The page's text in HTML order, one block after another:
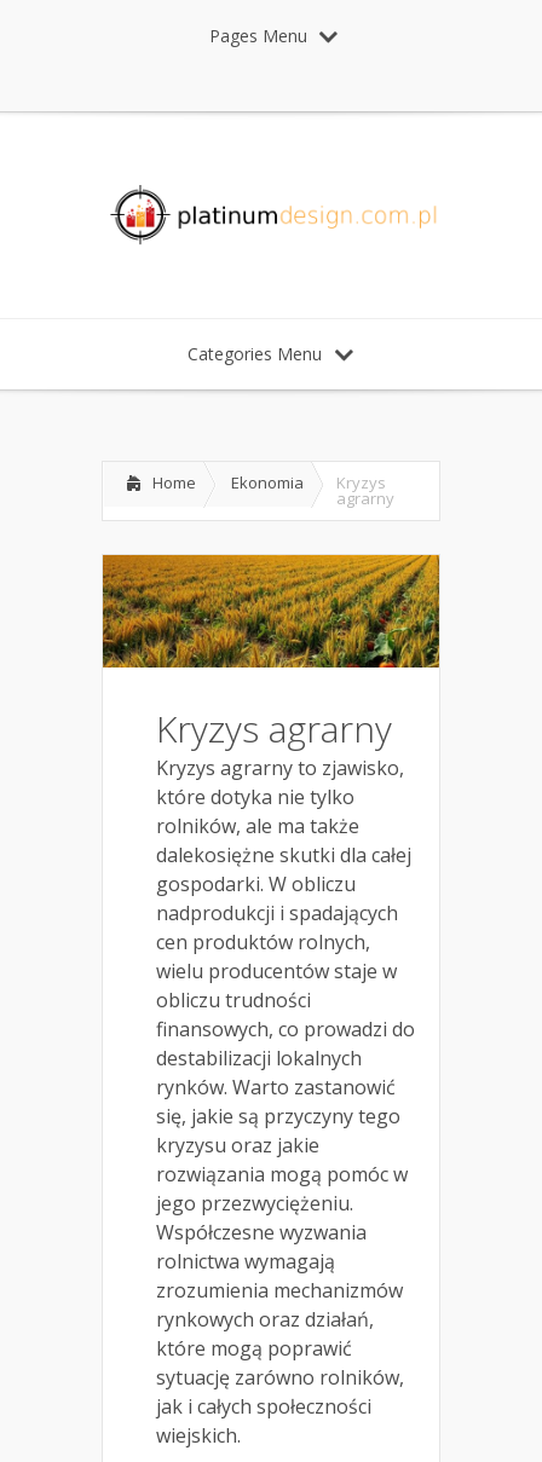
Pages Menu
Categories Menu
Home Ekonomia Kryzys
agrarny
Kryzys agrarny
Kryzys agrarny to zjawisko,
które dotyka nie tylko
rolników, ale ma także
dalekosiężne skutki dla całej
gospodarki. W obliczu
nadprodukcji i spadających
cen produktów rolnych,
wielu producentów staje w
obliczu trudności
finansowych, co prowadzi do
destabilizacji lokalnych
rynków. Warto zastanowić
się, jakie są przyczyny tego
kryzysu oraz jakie
rozwiązania mogą pomóc w
jego przezwyciężeniu.
Współczesne wyzwania
rolnictwa wymagają
zrozumienia mechanizmów
rynkowych oraz działań,
które mogą poprawić
sytuację zarówno rolników,
jak i całych społeczności
wiejskich.